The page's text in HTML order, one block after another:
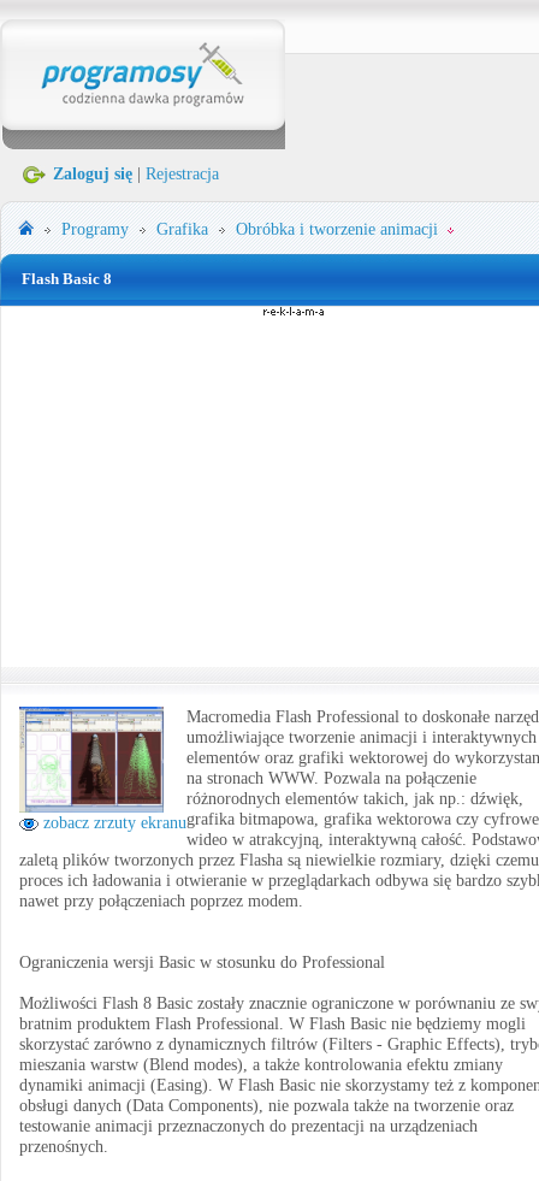
Zaloguj się Rejestracja
Programy Grafika Obróbka i tworzenie animacji
Flash Basic 8
zobacz zrzuty ekranu
Macromedia Flash Professional to doskonałe
umożliwiające tworzenie animacji i interaktywnych
elementów oraz grafiki wektorowej do
na stronach WWW. Pozwala na połączenie
różnorodnych elementów takich, jak np.: dźwięk,
grafika bitmapowa, grafika wektorowa czy cyfrowe
wideo w atrakcyjną, interaktywną całość.
zaletą plików tworzonych przez Flasha są niewielkie rozmiary, dzięki czemu
proces ich ładowania i otwieranie w przeglądarkach odbywa się bardzo
nawet przy połączeniach poprzez modem.
Ograniczenia wersji Basic w stosunku do Professional
Możliwości Flash 8 Basic zostały znacznie ograniczone w porównaniu ze
bratnim produktem Flash Professional. W Flash Basic nie będziemy mogli
skorzystać zarówno z dynamicznych filtrów (Filters - Graphic Effects),
mieszania warstw (Blend modes), a także kontrolowania efektu zmiany
dynamiki animacji (Easing). W Flash Basic nie skorzystamy też z
obsługi danych (Data Components), nie pozwala także na tworzenie oraz
testowanie animacji przeznaczonych do prezentacji na urządzeniach
przenośnych.